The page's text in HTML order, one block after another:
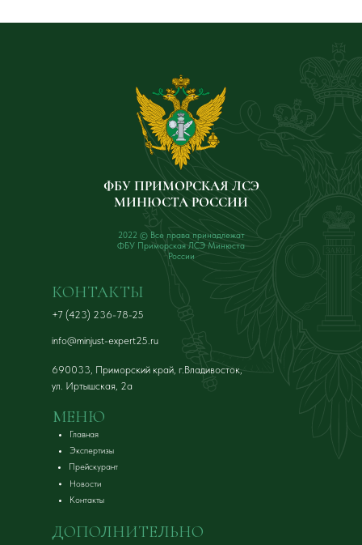
ДОПОЛНИТЕЛЬНО
МЕНЮ
Главная
Экспертизы
Прейскурант
Новости
Контакты
info@minjust-expert25.ru
+7 (423) 236-78-25
690033, Приморский край, г.Владивосток,
ул. Иртышская, 2а
КОНТАКТЫ
ФБУ ПРИМОРСКАЯ ЛСЭ
МИНЮСТА РОССИИ
2022 © Все права принадлежат
ФБУ Приморская ЛСЭ Минюста
России